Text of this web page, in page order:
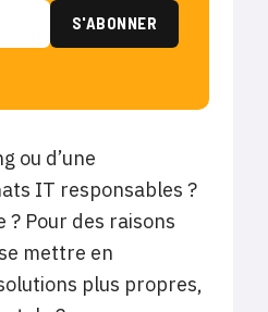
ou d’une
IT responsables ?
? Pour des raisons
mettre en
plus propres,